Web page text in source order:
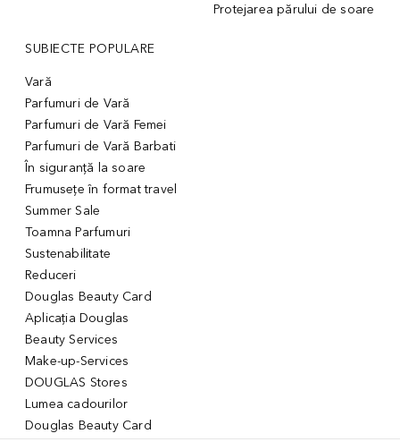
Protejarea părului de soare
SUBIECTE POPULARE
Vară
Parfumuri de Vară
Parfumuri de Vară Femei
Parfumuri de Vară Barbati
În siguranță la soare
Frumusețe în format travel
Summer Sale
Toamna Parfumuri
Sustenabilitate
Reduceri
Douglas Beauty Card
Aplicația Douglas
Beauty Services
Make-up-Services
DOUGLAS Stores
Lumea cadourilor
Douglas Beauty Card